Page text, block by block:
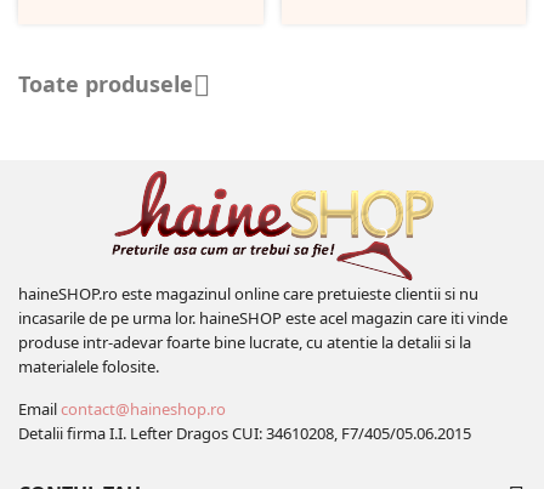
Toate produsele
haineSHOP.ro este magazinul online care pretuieste clientii si nu
incasarile de pe urma lor. haineSHOP este acel magazin care iti vinde
produse intr-adevar foarte bine lucrate, cu atentie la detalii si la
materialele folosite.
Emailcontact@haineshop.ro
Detalii firma I.I. Lefter Dragos CUI: 34610208, F7/405/05.06.2015